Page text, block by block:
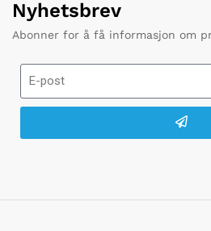
Nyhetsbrev
Abonner for å få informasjon om